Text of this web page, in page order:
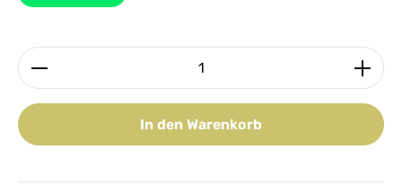
Produkt Anzahl: Gib den gewünschten Wert ein
In den Warenkorb